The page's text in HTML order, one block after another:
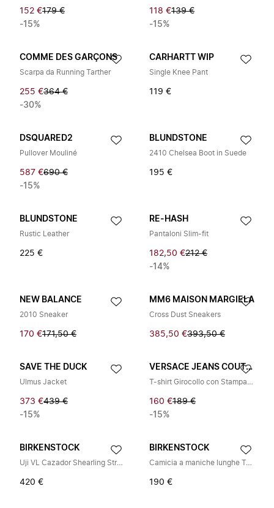
152 €179 €
-15%
118 €139 €
-15%
COMME DES GARÇONS
Scarpa da Running Tarther
255 €364 €
-30%
CARHARTT WIP
Single Knee Pant
119 €
DSQUARED2
Pullover Mouliné
587 €690 €
-15%
BLUNDSTONE
2410 Chelsea Boot in Suede
195 €
BLUNDSTONE
Rustic Leather
225 €
RE-HASH
Pantaloni Slim-fit
182,50 €212 €
-14%
NEW BALANCE
2010 Sneaker
170 €171,50 €
MM6 MAISON MARGIELA
Cross Dust Sneakers
385,50 €393,50 €
SAVE THE DUCK
Ulmus Jacket
373 €439 €
-15%
VERSACE JEANS COUTURE
T-shirt Girocollo con Stampa All-over
160 €189 €
-15%
BIRKENSTOCK
Uji VL Cazador Shearling Straw
420 €
BIRKENSTOCK
Camicia a maniche lunghe Tekla
190 €